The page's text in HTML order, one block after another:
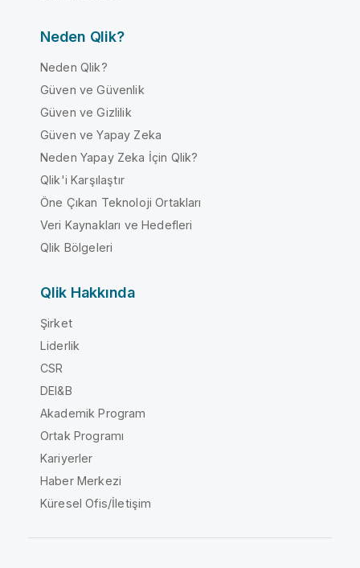
Neden Qlik?
Neden Qlik?
Güven ve Güvenlik
Güven ve Gizlilik
Güven ve Yapay Zeka
Neden Yapay Zeka İçin Qlik?
Qlik'i Karşılaştır
Öne Çıkan Teknoloji Ortakları
Veri Kaynakları ve Hedefleri
Qlik Bölgeleri
Qlik Hakkında
Şirket
Liderlik
CSR
DEI&B
Akademik Program
Ortak Programı
Kariyerler
Haber Merkezi
Küresel Ofis/İletişim